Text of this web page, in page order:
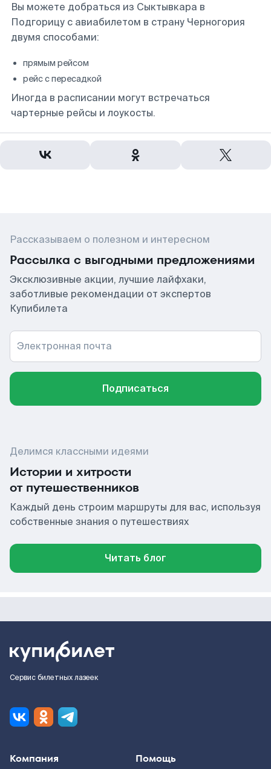
Вы можете добраться из Сыктывкара в
Подгорицу с авиабилетом в страну Черногория
двумя способами:
прямым рейсом
рейс с пересадкой
Иногда в расписании могут встречаться
чартерные рейсы и лоукосты.
Рассказываем о полезном и интересном
Рассылка с выгодными предложениями
Эксклюзивные акции, лучшие лайфхаки,
заботливые рекомендации от экспертов
Купибилета
Электронная почта
Подписаться
Делимся классными идеями
Истории и хитрости
от путешественников
Каждый день строим маршруты для вас, используя
собственные знания о путешествиях
Читать блог
Сервис билетных лазеек
Компания Помощь